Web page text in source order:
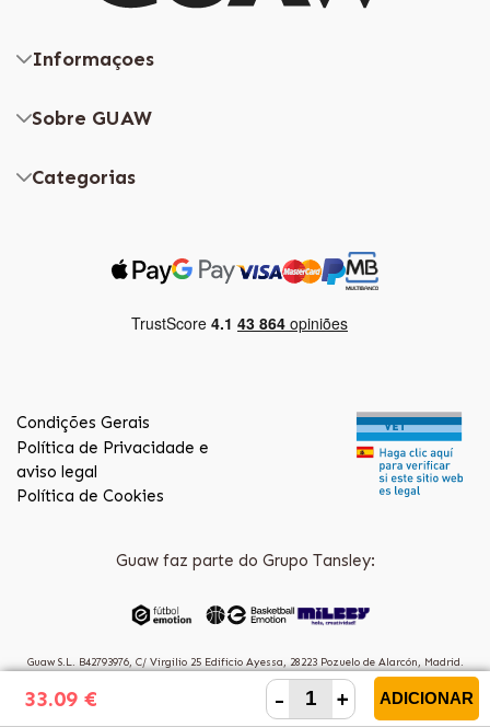
33.09 € - + ADICIONAR
Informaçoes
Sobre GUAW
Categorias
Condições Gerais
Política de Privacidade e
aviso legal
Política de Cookies
Guaw faz parte do Grupo Tansley:
Guaw S.L. B42793976, C/ Virgilio 25 Edificio Ayessa, 28223 Pozuelo de Alarcón, Madrid.